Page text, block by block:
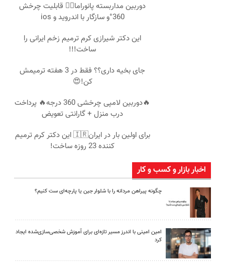
دوربین مداربسته پانوراما👈🏻 قابلیت چرخش
360°و سازگار با اندروید و ios
این دکتر شیرازی کرم ترمیم زخم ایرانی را
ساخت!!!
جای بخیه داری؟؟ فقط در 3 هفته ترمیمش
کن!😍
🔥دوربین لامپی چرخشی 360 درجه🔥 پرداخت
درب منزل + گارانتی تعویض
برای اولین بار در ایران🇮🇷 این دکتر کرم ترمیم
کننده 23 روزه ساخت!
اخبار بازار و کسب و کار
چگونه پیراهن مردانه را با شلوار جین یا پارچه‌ای ست کنیم؟
امین امینی با اندرز مسیر تازه‌ای برای آموزش شخصی‌سازی‌شده ایجاد
کرد